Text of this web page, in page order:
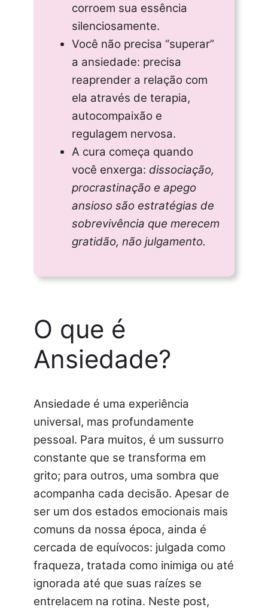
corroem sua essência
silenciosamente.
Você não precisa “superar”
a ansiedade: precisa
reaprender a relação com
ela através de terapia,
autocompaixão e
regulagem nervosa.
A cura começa quando
você enxerga: dissociação,
procrastinação e apego
ansioso são estratégias de
sobrevivência que merecem
gratidão, não julgamento.
O que é
Ansiedade?
Ansiedade é uma experiência
universal, mas profundamente
pessoal. Para muitos, é um sussurro
constante que se transforma em
grito; para outros, uma sombra que
acompanha cada decisão. Apesar de
ser um dos estados emocionais mais
comuns da nossa época, ainda é
cercada de equívocos: julgada como
fraqueza, tratada como inimiga ou até
ignorada até que suas raízes se
entrelacem na rotina. Neste post,